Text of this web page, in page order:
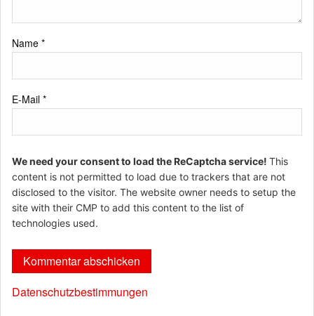
Name *
E-Mail *
We need your consent to load the ReCaptcha service! This
content is not permitted to load due to trackers that are not
disclosed to the visitor. The website owner needs to setup the
site with their CMP to add this content to the list of
technologies used.
Datenschutzbestimmungen